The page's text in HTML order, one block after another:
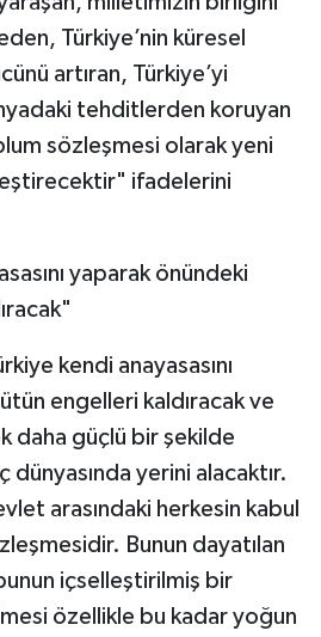
Türkiye’nin küresel
artıran, Türkiye’yi
tehditlerden koruyan
sözleşmesi olarak yeni
ifadelerini
yaparak önündeki
kendi anayasasını
engelleri kaldıracak ve
daha güçlü bir şekilde
dünyasında yerini alacaktır.
arasındaki herkesin kabul
Bunun dayatılan
içselleştirilmiş bir
özellikle bu kadar yoğun